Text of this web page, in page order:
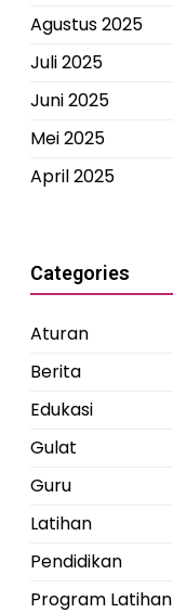
Agustus 2025
Juli 2025
Juni 2025
Mei 2025
April 2025
Categories
Aturan
Berita
Edukasi
Gulat
Guru
Latihan
Pendidikan
Program Latihan